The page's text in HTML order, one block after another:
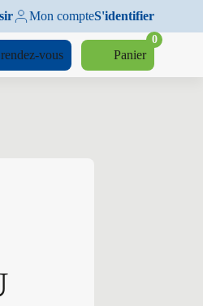
Mon compteS'identifier
vous Panier
0